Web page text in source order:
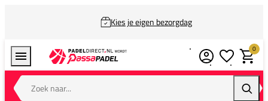
Kies je eigen bezorgdag
Zoek naar...
0